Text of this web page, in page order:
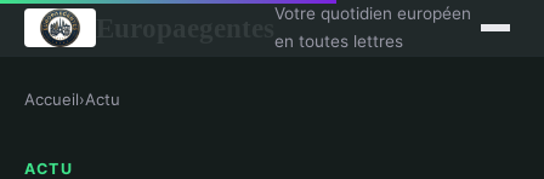
Votre quotidien européen
en toutes lettres
Accueil›Actu
ACTU